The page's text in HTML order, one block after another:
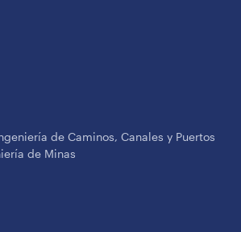
de Caminos, Canales y Puertos
de Minas